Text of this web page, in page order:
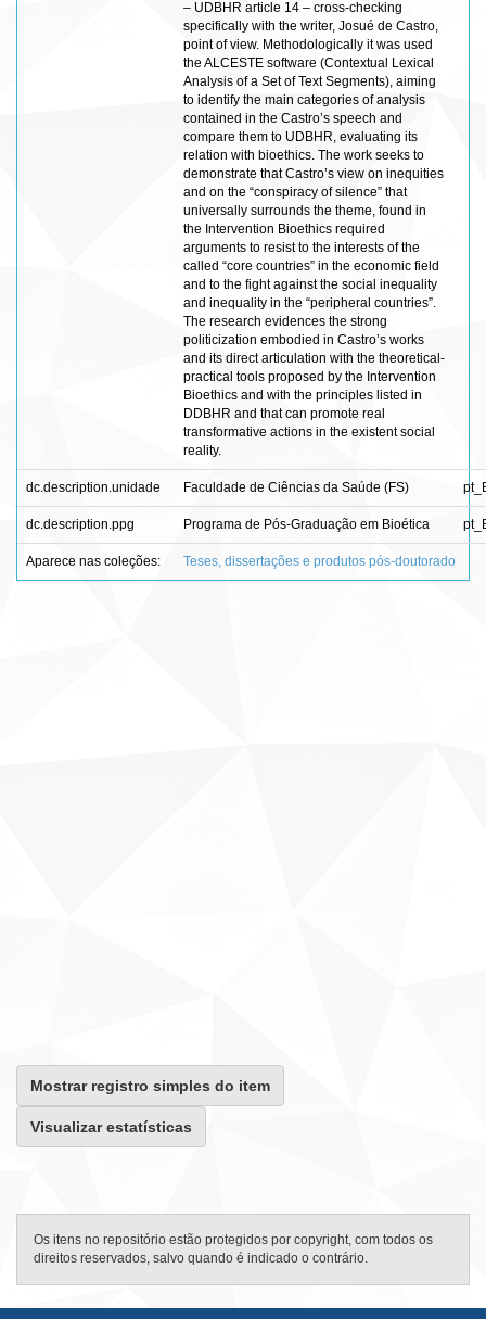
– UDBHR article 14 – cross-checking
specifically with the writer, Josué de Castro,
point of view. Methodologically it was used
the ALCESTE software (Contextual Lexical
Analysis of a Set of Text Segments), aiming
to identify the main categories of analysis
contained in the Castro’s speech and
compare them to UDBHR, evaluating its
relation with bioethics. The work seeks to
demonstrate that Castro’s view on inequities
and on the “conspiracy of silence” that
universally surrounds the theme, found in
the Intervention Bioethics required
arguments to resist to the interests of the
called “core countries” in the economic field
and to the fight against the social inequality
and inequality in the “peripheral countries”.
The research evidences the strong
politicization embodied in Castro’s works
and its direct articulation with the theoretical-
practical tools proposed by the Intervention
Bioethics and with the principles listed in
DDBHR and that can promote real
transformative actions in the existent social
reality.
dc.description.unidade Faculdade de Ciências da Saúde (FS)
dc.description.ppg Programa de Pós-Graduação em Bioética
Aparece nas coleções: Teses, dissertações e produtos pós-doutorado
Mostrar registro simples do item
Visualizar estatísticas
Os itens no repositório estão protegidos por copyright, com todos os
direitos reservados, salvo quando é indicado o contrário.